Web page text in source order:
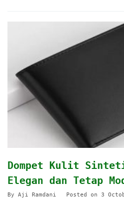
Dompet Kulit
Elegan dan Tetap
By Aji Ramdani Posted on 3